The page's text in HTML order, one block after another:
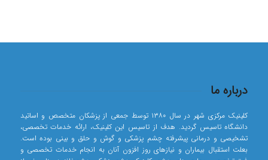
درباره ما
کلینیک مرکزی شهر در سال ۱۳۸۰ توسط جمعی از پزشکان متخصص و اساتید
دانشگاه تاسیس گردید. هدف از تاسیس این کلینیک، ارائه خدمات تخصصی،
تشخیصی و درمانی پیشرفته چشم پزشکی و گوش و حلق و بینی بوده است.
بعلت استقبال بیماران و نیازهای روز افزون آنان به انجام خدمات تخصصی و